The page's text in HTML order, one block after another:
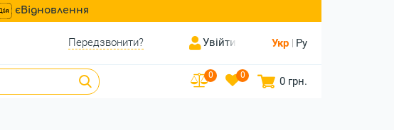
єВідновлення
Передзвонити? Увійти Укр Ру
0 0 0 грн.